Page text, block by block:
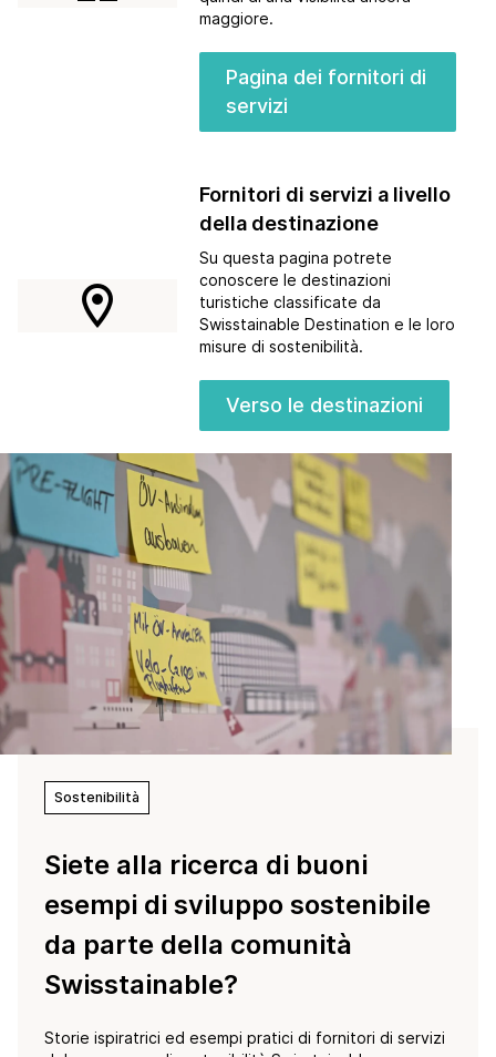
maggiore.
Pagina dei fornitori di
servizi
location_on
Fornitori di servizi a livello
della destinazione
Su questa pagina potrete
conoscere le destinazioni
turistiche classificate da
Swisstainable Destination e le loro
misure di sostenibilità.
Verso le destinazioni
Sostenibilità
Siete alla ricerca di buoni
esempi di sviluppo sostenibile
da parte della comunità
Swisstainable?
Storie ispiratrici ed esempi pratici di fornitori di servizi